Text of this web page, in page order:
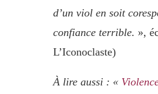
d’un viol en soit
confiance terrible. »,
L’Iconoclaste)
À lire aussi : «